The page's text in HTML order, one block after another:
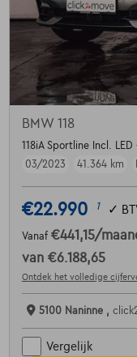
BMW 118
118iA Sportline Incl.
03/2023
41.364 km
€22.990 1 ✓
Vanaf €441,15/
van €6.188,65
Ontdek het volledige
5100 Naninne ,
Vergelijk